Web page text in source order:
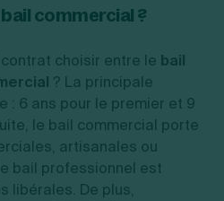
commercial ?
choisir entre le bail
? La principale
: 6 ans pour le premier et 9
le bail commercial porte
artisanales ou
bail professionnel est
libérales. De plus,